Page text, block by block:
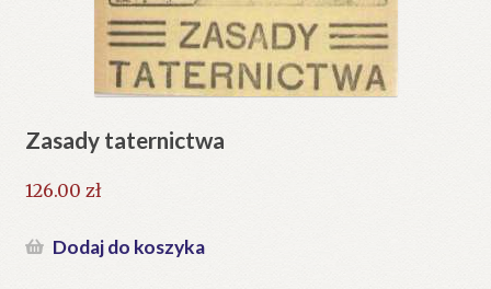
Zasady taternictwa
126.00 zł
Dodaj do koszyka